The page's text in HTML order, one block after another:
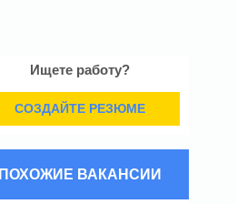
Ищете работу?
СОЗДАЙТЕ РЕЗЮМЕ
ПОХОЖИЕ ВАКАНСИИ